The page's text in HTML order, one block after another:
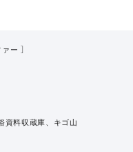
ー ］
資料収蔵庫、キゴ山